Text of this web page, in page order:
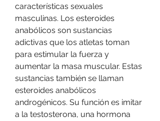
características sexuales
masculinas. Los esteroides
anabólicos son sustancias
adictivas que los atletas toman
para estimular la fuerza y
aumentar la masa muscular. Estas
sustancias también se llaman
esteroides anabólicos
androgénicos. Su función es imitar
a la testosterona, una hormona